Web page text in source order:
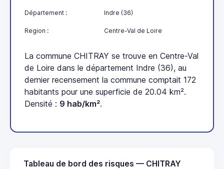
Département : Indre (36)
Region : Centre-Val de Loire
La commune CHITRAY se trouve en Centre-Val
de Loire dans le département Indre (36), au
dernier recensement la commune comptait 172
habitants pour une superficie de 20.04 km².
Densité : 9 hab/km².
Tableau de bord des risques — CHITRAY